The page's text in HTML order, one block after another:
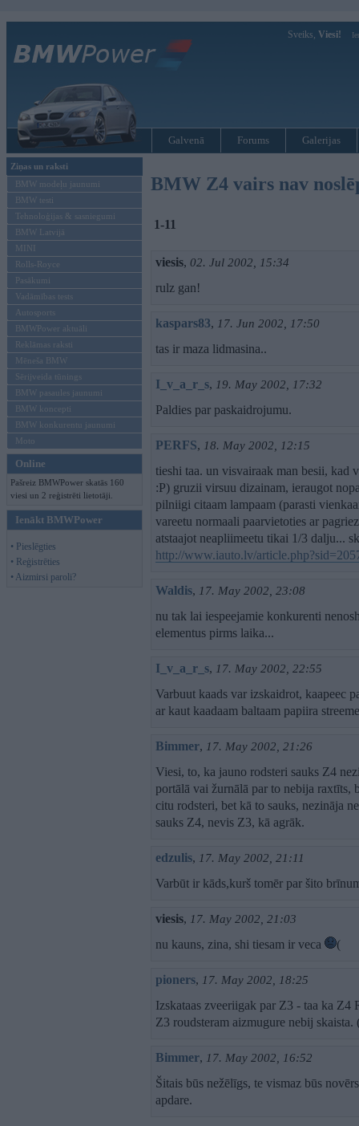
Sveiks, Viesi!
Galvenā Forums Galerijas
Ziņas un raksti
BMW modeļu jaunumi
BMW testi
Tehnoloģijas & sasniegumi
BMW Latvijā
MINI
Rolls-Royce
Pasākumi
Vadāmības tests
Autosports
BMWPower aktuāli
Reklāmas raksti
Mēneša BMW
Sērijveida tūnings
BMW pasaules jaunumi
BMW koncepti
BMW konkurentu jaunumi
Moto
Online
Pašreiz BMWPower skatās 160
viesi un 2 reģistrēti lietotāji.
Ienākt BMWPower
• Pieslēgties
• Reģistrēties
• Aizmirsi paroli?
BMW Z4 vairs nav
1-11
viesis, 02. Jul 2002, 15:34
rulz gan!
kaspars83, 17. Jun 2002, 17:50
tas ir maza lidmasina..
I_v_a_r_s, 19. May 2002, 17:32
Paldies par paskaidrojumu.
PERFS, 18. May 2002, 12:15
tieshi taa. un visvairaak man besii, kad
:P) gruzii virsuu dizainam, ieraugot
pilniigi citaam lampaam (parasti
vareetu normaali paarvietoties ar
atstaajot neapliimeetu tikai 1/3 dalju...
http://www.iauto.lv/
Waldis, 17. May 2002, 23:08
nu tak lai iespeejamie konkurenti
elementus pirms laika...
I_v_a_r_s, 17. May 2002, 22:55
Varbuut kaads var izskaidrot, kaapeec
ar kaut kaadaam baltaam papiira
Bimmer, 17. May 2002, 21:26
Viesi, to, ka jauno rodsteri sauks Z4
portālā vai žurnālā par to nebija
citu rodsteri, bet kā to sauks, nezināja
sauks Z4, nevis Z3, kā agrāk.
edzulis, 17. May 2002, 21:11
Varbūt ir kāds,kurš tomēr par šito
viesis, 17. May 2002, 21:03
nu kauns, zina, shi tiesam ir veca (
pioners, 17. May 2002, 18:25
Izskataas zveeriigak par Z3 - taa ka
Z3 roudsteram aizmugure nebij skaista.
Bimmer, 17. May 2002, 16:52
Šitais būs nežēlīgs, te vismaz būs
apdare.